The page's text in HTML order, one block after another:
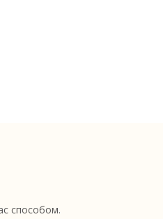
способом.